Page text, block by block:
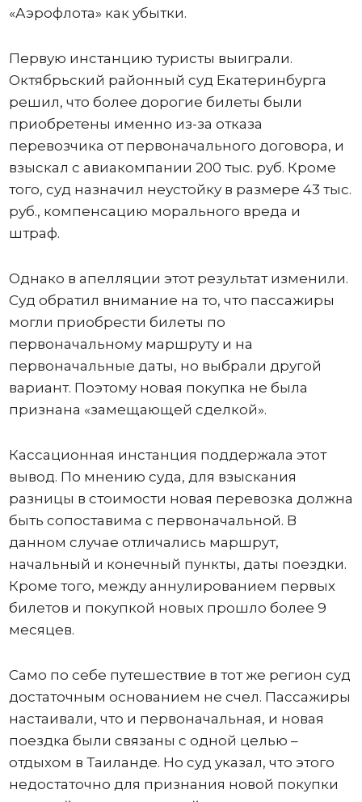
«Аэрофлота» как убытки.
Первую инстанцию туристы выиграли.
Октябрьский районный суд Екатеринбурга
решил, что более дорогие билеты были
приобретены именно из-за отказа
перевозчика от первоначального договора, и
взыскал с авиакомпании 200 тыс. руб. Кроме
того, суд назначил неустойку в размере 43 тыс.
руб., компенсацию морального вреда и
штраф.
Однако в апелляции этот результат изменили.
Суд обратил внимание на то, что пассажиры
могли приобрести билеты по
первоначальному маршруту и на
первоначальные даты, но выбрали другой
вариант. Поэтому новая покупка не была
признана «замещающей сделкой».
Кассационная инстанция поддержала этот
вывод. По мнению суда, для взыскания
разницы в стоимости новая перевозка должна
быть сопоставима с первоначальной. В
данном случае отличались маршрут,
начальный и конечный пункты, даты поездки.
Кроме того, между аннулированием первых
билетов и покупкой новых прошло более 9
месяцев.
Само по себе путешествие в тот же регион суд
достаточным основанием не счел. Пассажиры
настаивали, что и первоначальная, и новая
поездка были связаны с одной целью –
отдыхом в Таиланде. Но суд указал, что этого
недостаточно для признания новой покупки